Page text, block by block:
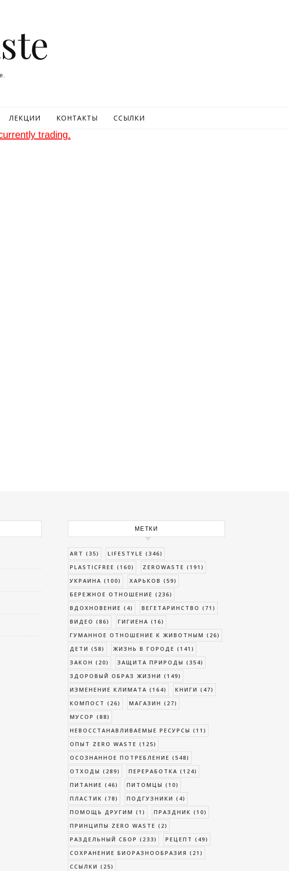
ЛЕКЦИИ КОНТАКТЫ ССЫЛКИ
trading.
МЕТКИ
ART (35) LIFESTYLE (346)
PLASTICFREE (160) ZEROWASTE (191)
УКРАИНА (100) ХАРЬКОВ (59)
БЕРЕЖНОЕ ОТНОШЕНИЕ (236)
ВДОХНОВЕНИЕ (4) ВЕГЕТАРИНСТВО (71)
ВИДЕО (86) ГИГИЕНА (16)
ГУМАННОЕ ОТНОШЕНИЕ К ЖИВОТНЫМ (26)
ДЕТИ (58) ЖИЗНЬ В ГОРОДЕ (141)
ЗАКОН (20) ЗАЩИТА ПРИРОДЫ (354)
ЗДОРОВЫЙ ОБРАЗ ЖИЗНИ (149)
ИЗМЕНЕНИЕ КЛИМАТА (164) КНИГИ (47)
КОМПОСТ (26) МАГАЗИН (27)
МУСОР (88)
НЕВОССТАНАВЛИВАЕМЫЕ РЕСУРСЫ (11)
ОПЫТ ZERO WASTE (125)
ОСОЗНАННОЕ ПОТРЕБЛЕНИЕ (548)
ОТХОДЫ (289) ПЕРЕРАБОТКА (124)
ПИТАНИЕ (46) ПИТОМЦЫ (10)
ПЛАСТИК (78) ПОДГУЗНИКИ (4)
ПОМОЩЬ ДРУГИМ (1) ПРАЗДНИК (10)
ПРИНЦИПЫ ZERO WASTE (2)
РАЗДЕЛЬНЫЙ СБОР (233) РЕЦЕПТ (49)
СОХРАНЕНИЕ БИОРАЗНООБРАЗИЯ (21)
ССЫЛКИ (25)